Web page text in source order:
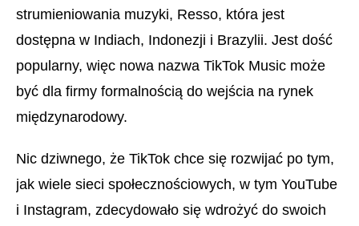
strumieniowania muzyki, Resso, która jest
dostępna w Indiach, Indonezji i Brazylii. Jest dość
popularny, więc nowa nazwa TikTok Music może
być dla firmy formalnością do wejścia na rynek
międzynarodowy.
Nic dziwnego, że TikTok chce się rozwijać po tym,
jak wiele sieci społecznościowych, w tym YouTube
i Instagram, zdecydowało się wdrożyć do swoich